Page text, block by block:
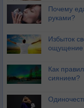
Почему
руками?
Избыток
ощущение
Как
сиянием?